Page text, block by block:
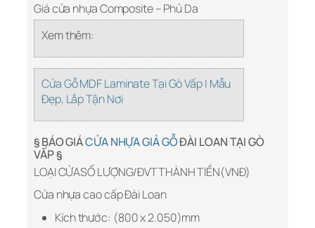
Giá cửa nhựa Composite – Phủ Da
Xem thêm:
Cửa Gỗ MDF Laminate Tại Gò Vấp | Mẫu
Đẹp, Lắp Tận Nơi
§ BÁO GIÁCỬA NHỰA GIẢ GỖĐÀI LOAN TẠI GÒ
VẤP §
LOẠI CỬASỐ LƯỢNG/ĐVTTHÀNH TIỀN(VNĐ)
Cửa nhựa cao cấp Đài Loan
Kích thước: (800 x 2.050)mm